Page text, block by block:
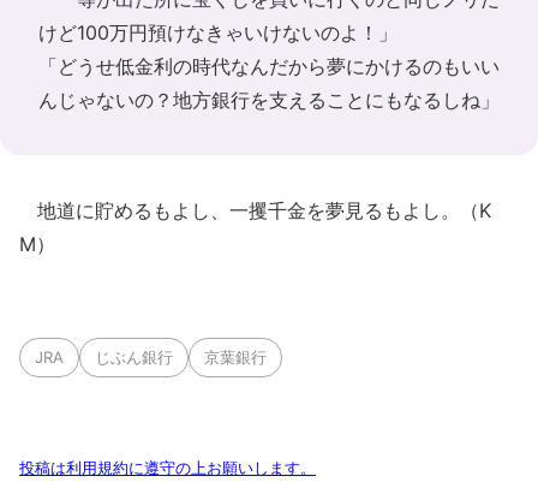
けど100万円預けなきゃいけないのよ！」
「どうせ低金利の時代なんだから夢にかけるのもいい
んじゃないの？地方銀行を支えることにもなるしね」
地道に貯めるもよし、一攫千金を夢見るもよし。（K
M）
JRA じぶん銀行 京葉銀行